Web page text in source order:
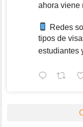
ahora viene
Redes
tipos de
estudiantes